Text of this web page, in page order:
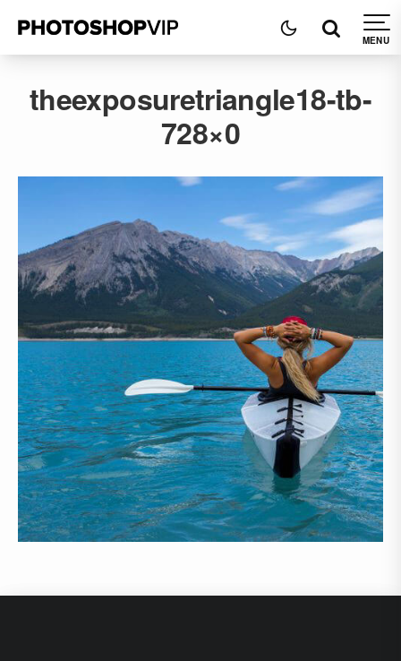
theexposuretriangle18-tb-
728×0